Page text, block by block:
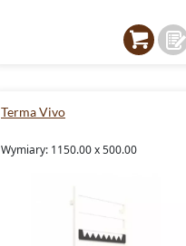
Terma Vivo
Wymiary: 1150.00 x 500.00